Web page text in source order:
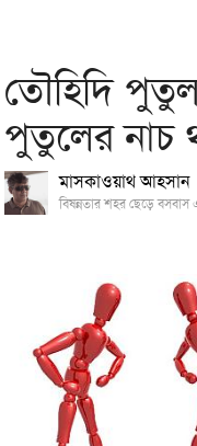
তৌহিদি
পুতুলের নাচ
মাসকাওয়াথ আহসান
বিষন্নতার শহর ছেড়ে বসবাস